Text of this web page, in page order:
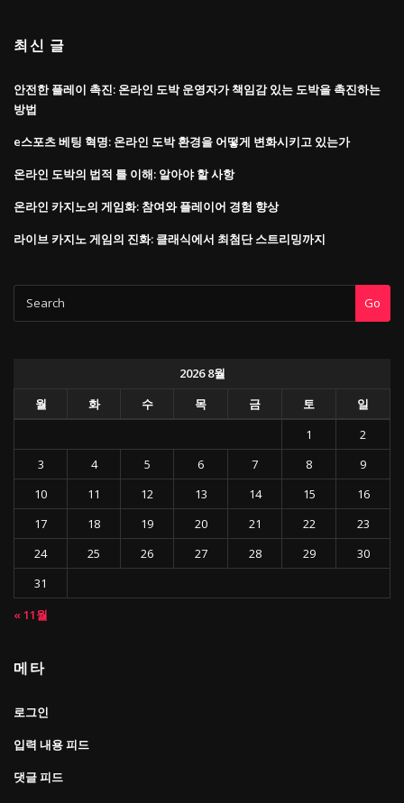
최신 글
안전한 플레이 촉진: 온라인 도박 운영자가 책임감 있는 도박을 촉진하는
방법
e스포츠 베팅 혁명: 온라인 도박 환경을 어떻게 변화시키고 있는가
온라인 도박의 법적 틀 이해: 알아야 할 사항
온라인 카지노의 게임화: 참여와 플레이어 경험 향상
라이브 카지노 게임의 진화: 클래식에서 최첨단 스트리밍까지
Go
2026 8월
월
화 수 목 금 토
일
1
2
3
4 5 6 7 8
9
10
11 12 13 14 15
16
17
18 19 20 21 22
23
24
25 26 27 28 29
30
31
« 11월
메타
로그인
입력 내용 피드
댓글 피드